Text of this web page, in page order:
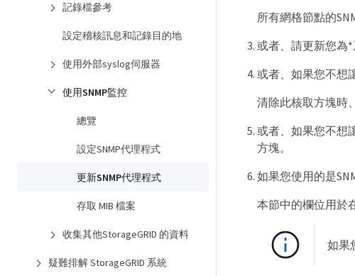
記錄檔參考
設定稽核訊息和記錄目的地
使用外部syslog伺服器
使用SNMP監控
總覽
設定SNMP代理程式
更新SNMP代理程式
存取 MIB 檔案
收集其他StorageGRID 的資料
疑難排解 StorageGRID 系統
所有網格節點的
或者、請更新您為
或者、如果您不想
清除此核取方塊時
或者、如果您不想
方塊。
如果您使用的是
本節中的欄位用於
如果